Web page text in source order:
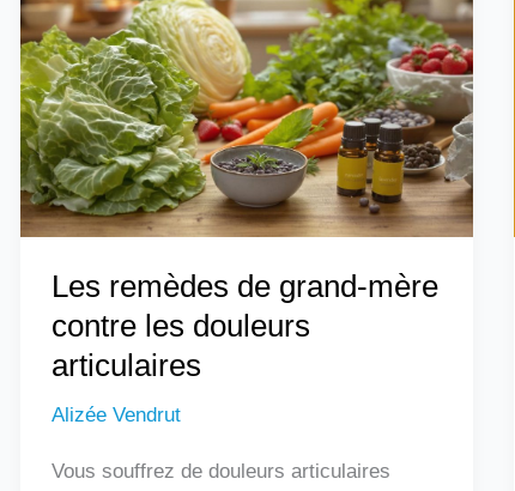
Les remèdes de grand-mère
contre les douleurs
articulaires
Alizée Vendrut
Vous souffrez de douleurs articulaires
de
grand-
mère
contre
les
douleurs
articulaires